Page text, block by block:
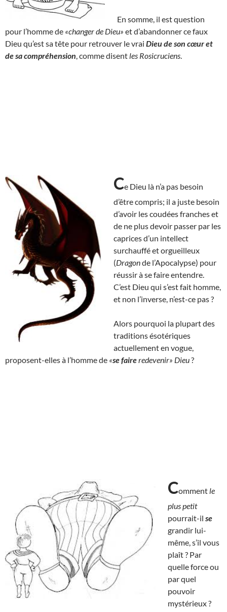
En somme, il est question
pour l’homme de «changer de Dieu» et d’abandonner ce faux
Dieu qu’est sa tête pour retrouver le vrai Dieu de son cœur et
de sa compréhension , comme disent les Rosicruciens
Ce Dieu là n’a pas besoin
d’être compris; il a juste besoin
d’avoir les coudées franches et
de ne plus devoir passer par les
caprices d’un intellect
surchauffé et orgueilleux
(Dragonde l’Apocalypse) pour
réussir à se faire entendre.
C’est Dieu qui s’est fait homme,
et non l’inverse, n’est-ce pas ?
Alors pourquoi la plupart des
traditions ésotériques
actuellement en vogue,
proposent-elles à l’homme de «se faireredevenir» Dieu?
Comment le
plus petit
pourrait-il se
grandir lui-
même, s’il vous
plaît ? Par
quelle force ou
par quel
pouvoir
mystérieux ?